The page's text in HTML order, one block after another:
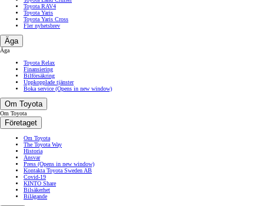
Toyota RAV4
Toyota Yaris
Toyota Yaris Cross
Fler nyhetsbrev
Äga
Äga
Toyota Relax
Finansiering
Bilförsäkring
Uppkopplade tjänster
Boka service (Opens in new window)
Om Toyota
Om Toyota
Företaget
Om Toyota
The Toyota Way
Historia
Ansvar
Press (Opens in new window)
Kontakta Toyota Sweden AB
Covid-19
KINTO Share
Bilsäkerhet
Bilägande